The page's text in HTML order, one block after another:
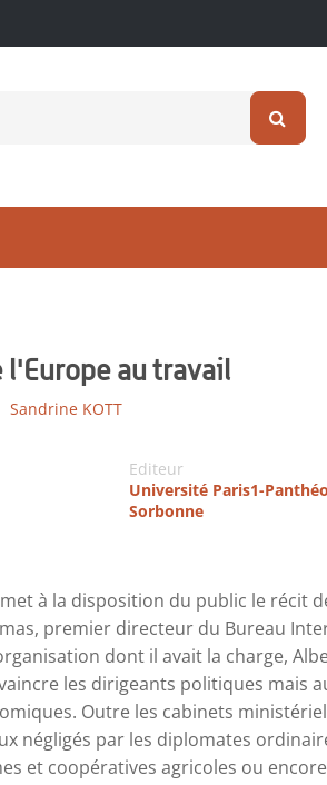
l'Europe au travail
Sandrine KOTT
Editeur
Université Paris1-
Sorbonne
à la disposition du public le récit
premier directeur du Bureau
dont il avait la charge,
les dirigeants politiques mais
Outre les cabinets
négligés par les diplomates
et coopératives agricoles ou